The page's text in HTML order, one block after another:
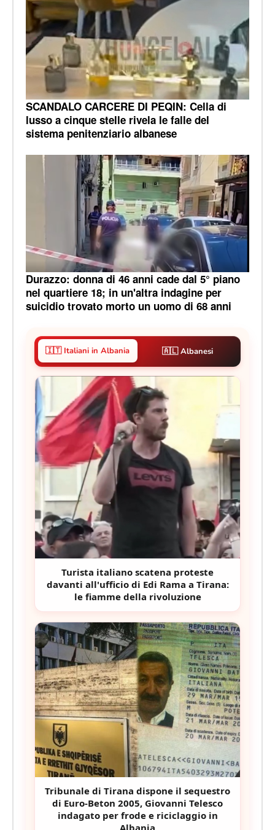
SCANDALO CARCERE DI PEQIN: Cella di
lusso a cinque stelle rivela le falle del
sistema penitenziario albanese
Durazzo: donna di 46 anni cade dal 5° piano
nel quartiere 18; in un'altra indagine per
suicidio trovato morto un uomo di 68 anni
🇮🇹 Italiani in Albania 🇦🇱 Albanesi
Turista italiano scatena proteste
davanti all'ufficio di Edi Rama a Tirana:
le fiamme della rivoluzione
Tribunale di Tirana dispone il sequestro
di Euro-Beton 2005, Giovanni Telesco
indagato per frode e riciclaggio in
Albania